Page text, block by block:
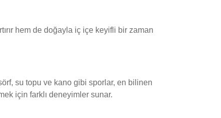
hem de doğayla iç içe keyifli bir zaman
su topu ve kano gibi sporlar, en bilinen
için farklı deneyimler sunar.